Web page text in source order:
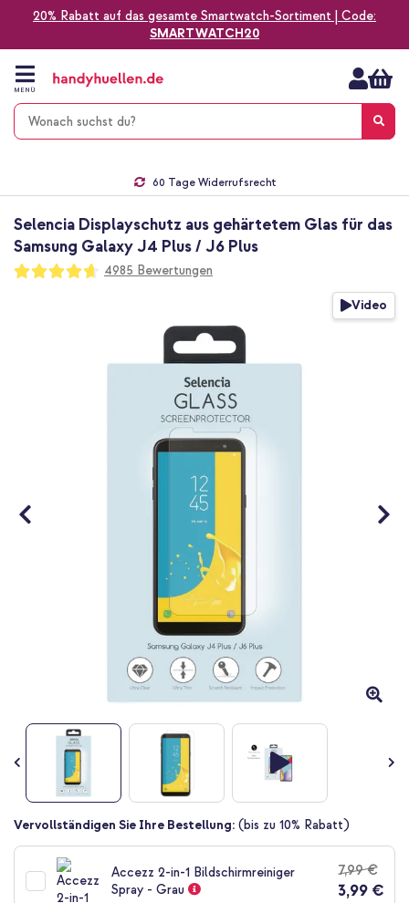
20% Rabatt auf das gesamte Smartwatch-Sortiment | Code:
SMARTWATCH20
Zum
Inhalt
springen
MENÜ
60 Tage Widerrufsrecht
Selencia Displayschutz aus gehärtetem Glas für das
Samsung Galaxy J4 Plus / J6 Plus
Bewertung:
93
100
4985 Bewertungen
Video
Zum
Bildgalerie
springen
Vervollständigen Sie Ihre Bestellung: (bis zu 10% Rabatt)
Accezz 2-in-1 Bildschirmreiniger
Spray - Grau
7,99 €
3,99 €